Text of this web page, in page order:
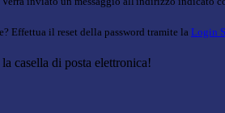
Effettua il reset della password tramite la Login
casella di posta elettronica!